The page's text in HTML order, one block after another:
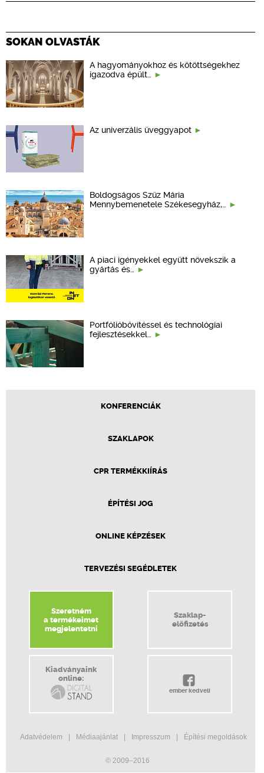
SOKAN OLVASTÁK
A hagyományokhoz és kötöttségekhez
igazodva épült…
Az univerzális üveggyapot
Boldogságos Szűz Mária
Mennybemenetele Székesegyház,…
A piaci igényekkel együtt növekszik a
gyártás és…
Portfólióbővítéssel és technológiai
fejlesztésekkel…
KONFERENCIÁK
SZAKLAPOK
CPR TERMÉKKIÍRÁS
ÉPÍTÉSI JOG
ONLINE KÉPZÉSEK
TERVEZÉSI SEGÉDLETEK
Szeretném
a termékeimet
megjelentetni
Szaklap-
előfizetés
Kiadványaink
online:
ember kedveli
Adatvédelem Médiaajánlat Impresszum Építési megoldások
© 2009–2016